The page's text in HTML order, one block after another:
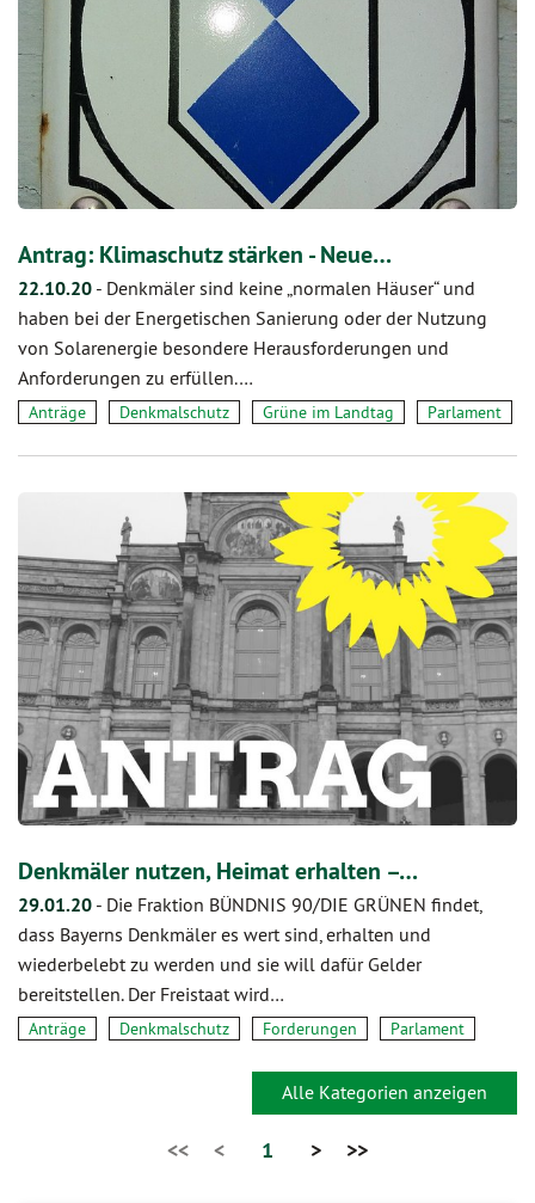
Antrag: Klimaschutz stärken - Neue…
22.10.20 - Denkmäler sind keine „normalen Häuser“ und
haben bei der Energetischen Sanierung oder der Nutzung
von Solarenergie besondere Herausforderungen und
Anforderungen zu erfüllen.…
Anträge Denkmalschutz Grüne im Landtag Parlament
Denkmäler nutzen, Heimat erhalten –…
29.01.20 - Die Fraktion BÜNDNIS 90/DIE GRÜNEN findet,
dass Bayerns Denkmäler es wert sind, erhalten und
wiederbelebt zu werden und sie will dafür Gelder
bereitstellen. Der Freistaat wird…
Anträge Denkmalschutz Forderungen Parlament
Alle Kategorien anzeigen
<< < 1 > >>